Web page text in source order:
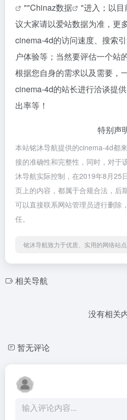
""Chinaz数据
"进入；以
议大家请以爱站数据为准，更
cinema-4d的访问速度、搜索
户体验等；当然要评估一个站
根据您自身的需求以及需要，
cinema-4d的站长进行洽谈提
出率等！
特别声
本站铭沐导航提供的cinema-4d都
接的准确性和完整性，同时，对于
沐导航实际控制，在2019年8月25
页上的内容，都属于合规合法，后
可以直接联系网站管理员进行删除
任。
铭沐导航致力于优质、实用的网络站
相关导航
没有相关
暂无评论